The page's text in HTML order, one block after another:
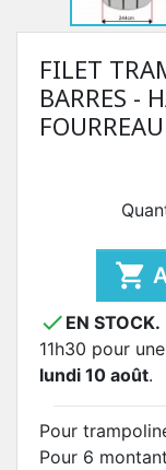
FILET
BARRES -

 EN STOCK.
11h30 pour
lundi 10 août.
Pour
Pour 6